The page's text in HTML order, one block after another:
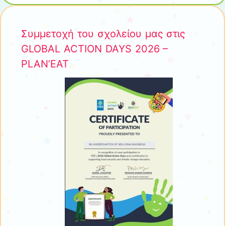
Συμμετοχή του σχολείου μας στις
GLOBAL ACTION DAYS 2026 –
PLAN’EAT